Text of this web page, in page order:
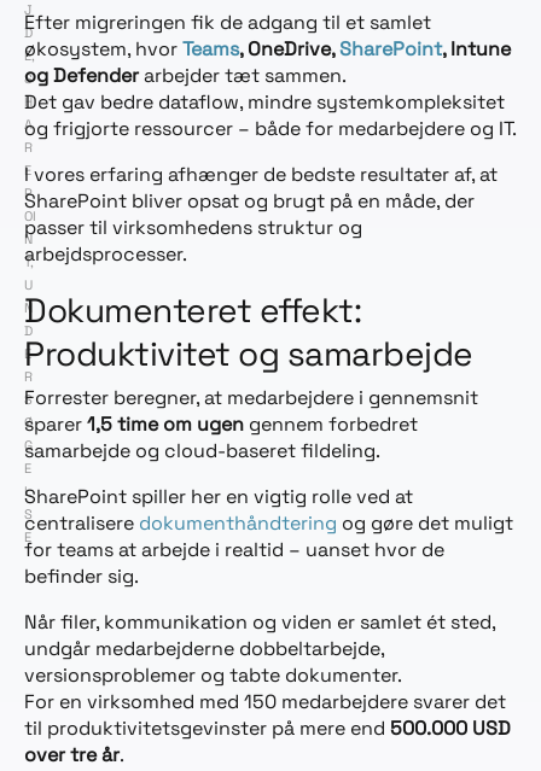
J
D
E,
S
H
A
R
E
P
OI
N
T,
U
N
D
E
R
S
Ø
G
E
L
S
E
Efter migreringen fik de adgang til et samlet
økosystem, hvorTeams, OneDrive,SharePoint, Intune
og Defenderarbejder tæt sammen.
Det gav bedre dataflow, mindre systemkompleksitet
og frigjorte ressourcer – både for medarbejdere og IT.
I vores erfaring afhænger de bedste resultater af, at
SharePoint bliver opsat og brugt på en måde, der
passer til virksomhedens struktur og
arbejdsprocesser.
Dokumenteret effekt:
Produktivitet og samarbejde
Forrester beregner, at medarbejdere i gennemsnit
sparer1,5 time om ugen gennem forbedret
samarbejde og cloud-baseret fildeling.
SharePoint spiller her en vigtig rolle ved at
centralisere dokumenthåndtering og gøre det muligt
for teams at arbejde i realtid – uanset hvor de
befinder sig.
Når filer, kommunikation og viden er samlet ét sted,
undgår medarbejderne dobbeltarbejde,
versionsproblemer og tabte dokumenter.
For en virksomhed med 150 medarbejdere svarer det
til produktivitetsgevinster på mere end 500.000 USD
over tre år.